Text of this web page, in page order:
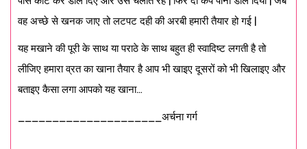
वह अच्छे से खनक जाए तो लटपट दही की अरबी हमारी तैयार हो गई |
यह मखाने की पूरी के साथ या पराठे के साथ बहुत ही स्वादिष्ट लगती है तो
लीजिए हमारा व्रत का खाना तैयार है आप भी खाइए दूसरों को भी खिलाइए और
बताइए कैसा लगा आपको यह खाना…
_____________________अर्चना गर्ग